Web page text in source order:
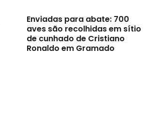
Enviadas para abate: 700
aves são recolhidas em sítio
de cunhado de Cristiano
Ronaldo em Gramado